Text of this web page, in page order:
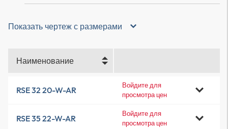
Показать чертеж с размерами
Наименование
RSE 32 20-W-AR
Войдите для
просмотра цен
RSE 35 22-W-AR
Войдите для
просмотра цен